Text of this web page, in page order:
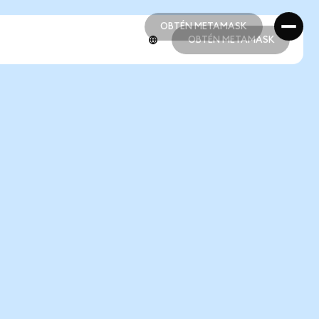
OBTÉN METAMASK
OBTÉN METAMASK
OBTÉN METAMASK